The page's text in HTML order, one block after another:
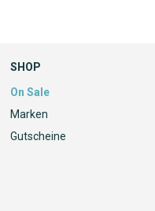
SHOP
On Sale
Marken
Gutscheine